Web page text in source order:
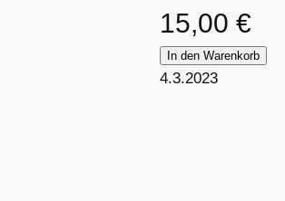
15,00 €
In den Warenkorb
4.3.2023